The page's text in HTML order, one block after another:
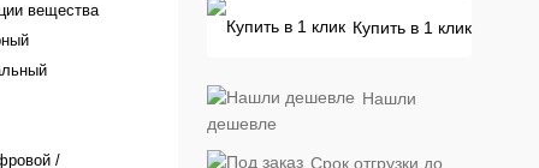
вещества
/
Купить в 1 клик
Нашли
дешевле
Срок отгрузки до